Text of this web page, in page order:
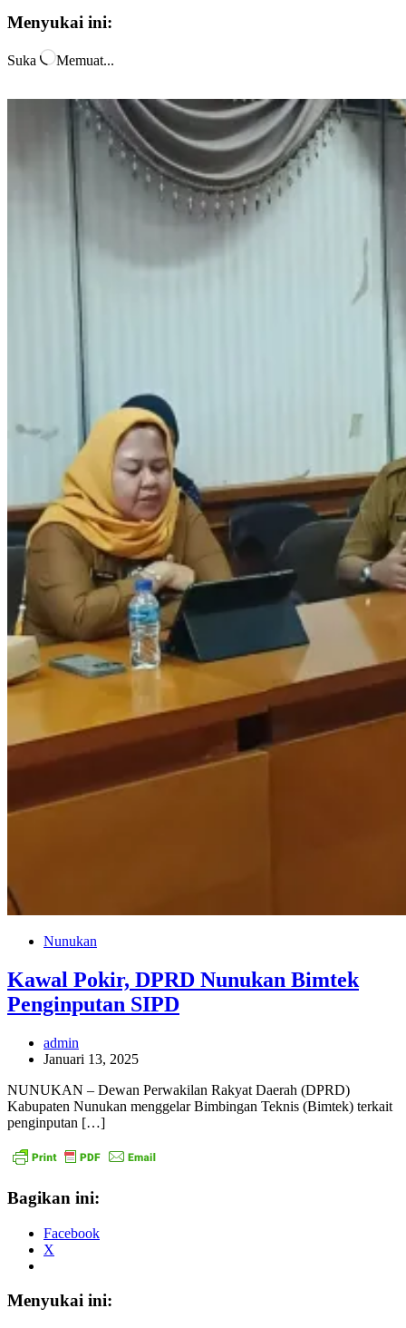
Menyukai ini:
Suka Memuat...
Nunukan
Kawal Pokir, DPRD Nunukan Bimtek
Penginputan SIPD
admin
Januari 13, 2025
NUNUKAN – Dewan Perwakilan Rakyat Daerah (DPRD)
Kabupaten Nunukan menggelar Bimbingan Teknis (Bimtek) terkait
penginputan […]
Bagikan ini:
Facebook
X
Menyukai ini: